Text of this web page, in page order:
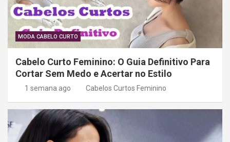
MODA CABELO CURTO
Cabelo Curto Feminino: O Guia Definitivo Para
Cortar Sem Medo e Acertar no Estilo
1 semana ago Cabelos Curtos Feminino